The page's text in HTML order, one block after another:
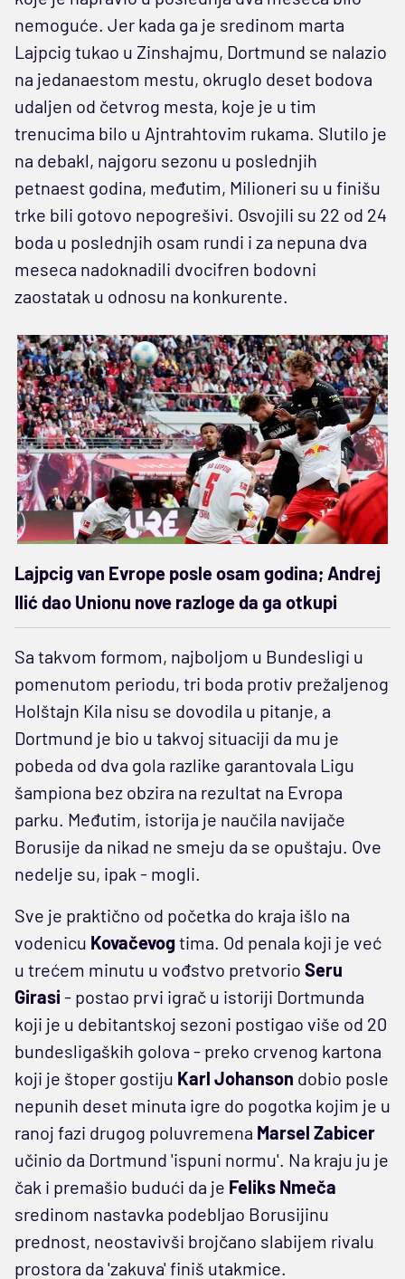
nemoguće. Jer kada ga je sredinom marta
Lajpcig tukao u Zinshajmu, Dortmund se nalazio
na jedanaestom mestu, okruglo deset bodova
udaljen od četvrog mesta, koje je u tim
trenucima bilo u Ajntrahtovim rukama. Slutilo je
na debakl, najgoru sezonu u poslednjih
petnaest godina, međutim, Milioneri su u finišu
trke bili gotovo nepogrešivi. Osvojili su 22 od 24
boda u poslednjih osam rundi i za nepuna dva
meseca nadoknadili dvocifren bodovni
zaostatak u odnosu na konkurente.
Lajpcig van Evrope posle osam godina; Andrej
Ilić dao Unionu nove razloge da ga otkupi
Sa takvom formom, najboljom u Bundesligi u
pomenutom periodu, tri boda protiv prežaljenog
Holštajn Kila nisu se dovodila u pitanje, a
Dortmund je bio u takvoj situaciji da mu je
pobeda od dva gola razlike garantovala Ligu
šampiona bez obzira na rezultat na Evropa
parku. Međutim, istorija je naučila navijače
Borusije da nikad ne smeju da se opuštaju. Ove
nedelje su, ipak - mogli.
Sve je praktično od početka do kraja išlo na
vodenicu Kovačevogtima. Od penala koji je već
u trećem minutu u vođstvo pretvorio Seru
Girasi - postao prvi igrač u istoriji Dortmunda
koji je u debitantskoj sezoni postigao više od 20
bundesligaških golova - preko crvenog kartona
koji je štoper gostiju Karl Johanson dobio posle
nepunih deset minuta igre do pogotka kojim je u
ranoj fazi drugog poluvremena Marsel Zabicer
učinio da Dortmund 'ispuni normu'. Na kraju ju je
čak i premašio budući da je Feliks Nmeča
sredinom nastavka podebljao Borusijinu
prednost, neostavivši brojčano slabijem rivalu
prostora da 'zakuva' finiš utakmice.